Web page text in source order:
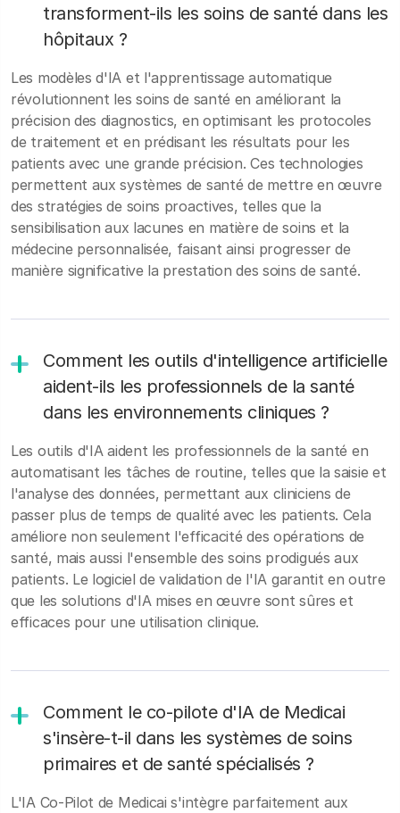
transforment-ils les soins de santé dans les
hôpitaux ?
Les modèles d'IA et l'apprentissage automatique
révolutionnent les soins de santé en améliorant la
précision des diagnostics, en optimisant les protocoles
de traitement et en prédisant les résultats pour les
patients avec une grande précision. Ces technologies
permettent aux systèmes de santé de mettre en œuvre
des stratégies de soins proactives, telles que la
sensibilisation aux lacunes en matière de soins et la
médecine personnalisée, faisant ainsi progresser de
manière significative la prestation des soins de santé.
Comment les outils d'intelligence artificielle
aident-ils les professionnels de la santé
dans les environnements cliniques ?
Les outils d'IA aident les professionnels de la santé en
automatisant les tâches de routine, telles que la saisie et
l'analyse des données, permettant aux cliniciens de
passer plus de temps de qualité avec les patients. Cela
améliore non seulement l'efficacité des opérations de
santé, mais aussi l'ensemble des soins prodigués aux
patients. Le logiciel de validation de l'IA garantit en outre
que les solutions d'IA mises en œuvre sont sûres et
efficaces pour une utilisation clinique.
Comment le co-pilote d'IA de Medicai
s'insère-t-il dans les systèmes de soins
primaires et de santé spécialisés ?
L'IA Co-Pilot de Medicai s'intègre parfaitement aux